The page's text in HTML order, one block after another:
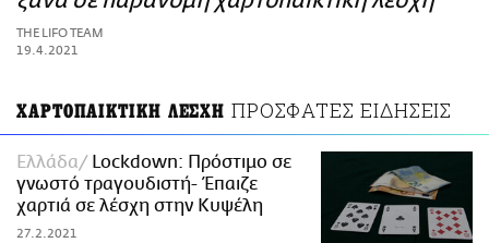
ΑΜΠΑ
PRINT
THE LIFO TEAM
19.4.2021
ΧΑΡΤΟΠΑΙΚΤΙΚΗ ΛΕΣΧΗ ΠΡΟΣΦΑΤΕΣ ΕΙΔΗΣΕΙΣ
Ελλάδα
Lockdown: Πρόστιμο σε
γνωστό τραγουδιστή- Έπαιζε
χαρτιά σε λέσχη στην Κυψέλη
27.2.2021